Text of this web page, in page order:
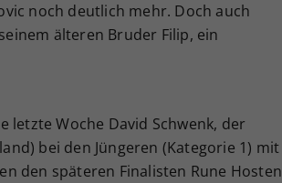
noch deutlich mehr. Doch auch
älteren Bruder Filip, ein
letzte Woche David Schwenk, der
bei den Jüngeren (Kategorie 1) mit
den späteren Finalisten Rune Hosten